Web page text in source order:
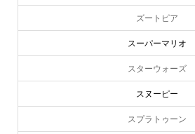
ズートピア
スーパーマリオ
スターウォーズ
スヌーピー
スプラトゥーン